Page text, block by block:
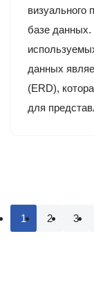
визуального
базе
данных
(ERD),
для
1 2 3